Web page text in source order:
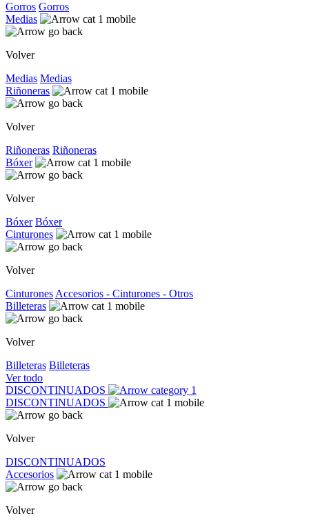
Gorros Gorros
Medias
Volver
Medias Medias
Riñoneras
Volver
Riñoneras Riñoneras
Bóxer
Volver
Bóxer Bóxer
Cinturones
Volver
Cinturones Accesorios - Cinturones - Otros
Billeteras
Volver
Billeteras Billeteras
Ver todo
DISCONTINUADOS
DISCONTINUADOS
Volver
DISCONTINUADOS
Accesorios
Volver